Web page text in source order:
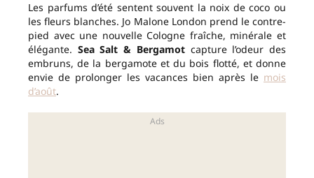
Les parfums d’été sentent souvent la noix de coco ou
les fleurs blanches. Jo Malone London prend le contre-
pied avec une nouvelle Cologne fraîche, minérale et
élégante. Sea Salt & Bergamotcapture l’odeur des
embruns, de la bergamote et du bois flotté, et donne
envie de prolonger les vacances bien après le mois
d’août.